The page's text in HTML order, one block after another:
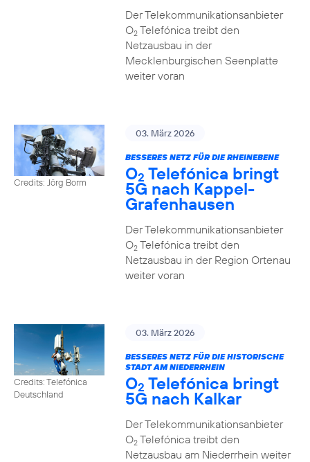
Der Telekommunikationsanbieter
O2Telefónica treibt den
Netzausbau in der
Mecklenburgischen Seenplatte
weiter voran
Credits: Jörg Borm
03. März 2026
BESSERES NETZ FÜR DIE RHEINEBENE
O2 Telefónica bringt
5G nach Kappel-
Grafenhausen
Der Telekommunikationsanbieter
O2Telefónica treibt den
Netzausbau in der Region Ortenau
weiter voran
Credits: Telefónica
Deutschland
03. März 2026
BESSERES NETZ FÜR DIE HISTORISCHE
STADT AM NIEDERRHEIN
O2 Telefónica bringt
5G nach Kalkar
Der Telekommunikationsanbieter
O2Telefónica treibt den
Netzausbau am Niederrhein weiter